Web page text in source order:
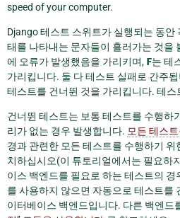
speed of your computer.
Django 테스트 스위트가 실행되는 동안
태를 나타내는 문자들이 흘러가는 것을
에 오류가 발생했음을 가리키며, F는 테
가리킵니다. 둘 다 테스트 실패로 간주
테스트를 건너뛴 것을 가리킵니다. 테
건너뛴 테스트는 보통 테스트를 수행하
리가 없는 경우 발생합니다. 모든 테스
경과 관련한 모든 테스트를 수행하기 위
치하십시오(이 튜토리얼에서는 필요하
이스 백엔드를 필요로 하는 테스트의 경
를 사용하지 않으면 자동으로 테스트를
이터베이스 백엔드입니다. 다른 백엔드